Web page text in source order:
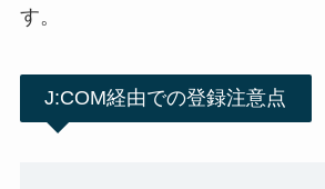
す。
J:COM経由での登録注意点